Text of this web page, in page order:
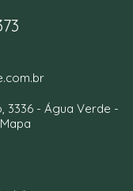
3336 - Água Verde -